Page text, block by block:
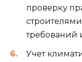
проверку
требований
Учет